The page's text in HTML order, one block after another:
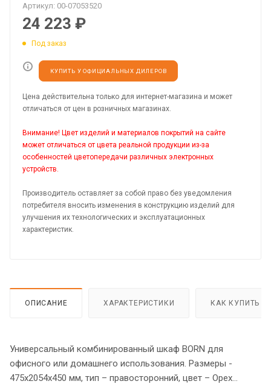
Артикул: 00-07053520
24 223 ₽
Под заказ
КУПИТЬ У ОФИЦИАЛЬНЫХ ДИЛЕРОВ
Цена действительна только для интернет-магазина и может
отличаться от цен в розничных магазинах.
Внимание! Цвет изделий и материалов покрытий на сайте
может отличаться от цвета реальной продукции из-за
особенностей цветопередачи различных электронных
устройств.
Производитель оставляет за собой право без уведомления
потребителя вносить изменения в конструкцию изделий для
улучшения их технологических и эксплуатационных
характеристик.
ОПИСАНИЕ ХАРАКТЕРИСТИКИ КАК КУПИТЬ
Универсальный комбинированный шкаф BORN для
офисного или домашнего использования. Размеры -
475х2054х450 мм, тип – правосторонний, цвет – Орех